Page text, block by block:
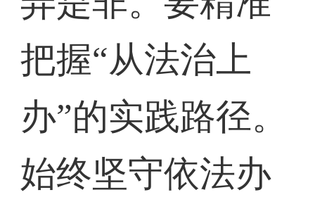
把握“从法治上
办”的实践路径。
始终坚守依法办